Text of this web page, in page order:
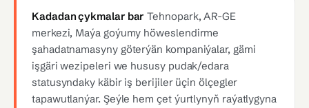
Kadadan çykmalar bar Tehnopark, AR-GE
merkezi, Maýa goýumy höweslendirme
şahadatnamasyny göterýän kompaniýalar, gämi
işgäri wezipeleri we hususy pudak/edara
statusyndaky käbir iş berijiler üçin ölçegler
tapawutlanýar. Şeýle hem çet ýurtlynyň raýatlygyna